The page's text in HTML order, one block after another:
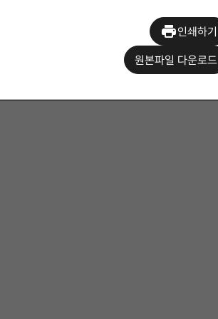
인쇄하기
원본파일 다운로드